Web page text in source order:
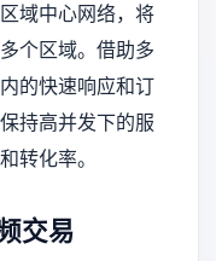
域中心网络，将
个区域。借助多
的快速响应和订
持高并发下的服
转化率。
交易